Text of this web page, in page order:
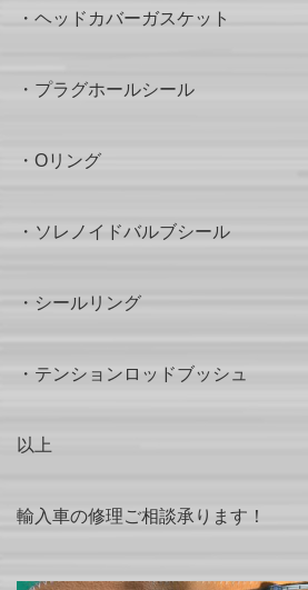
・ヘッドカバーガスケット
・プラグホールシール
・Oリング
・ソレノイドバルブシール
・シールリング
・テンションロッドブッシュ
以上
輸入車の修理ご相談承ります！